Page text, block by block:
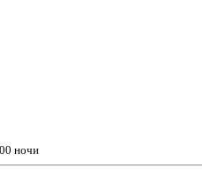
ночи